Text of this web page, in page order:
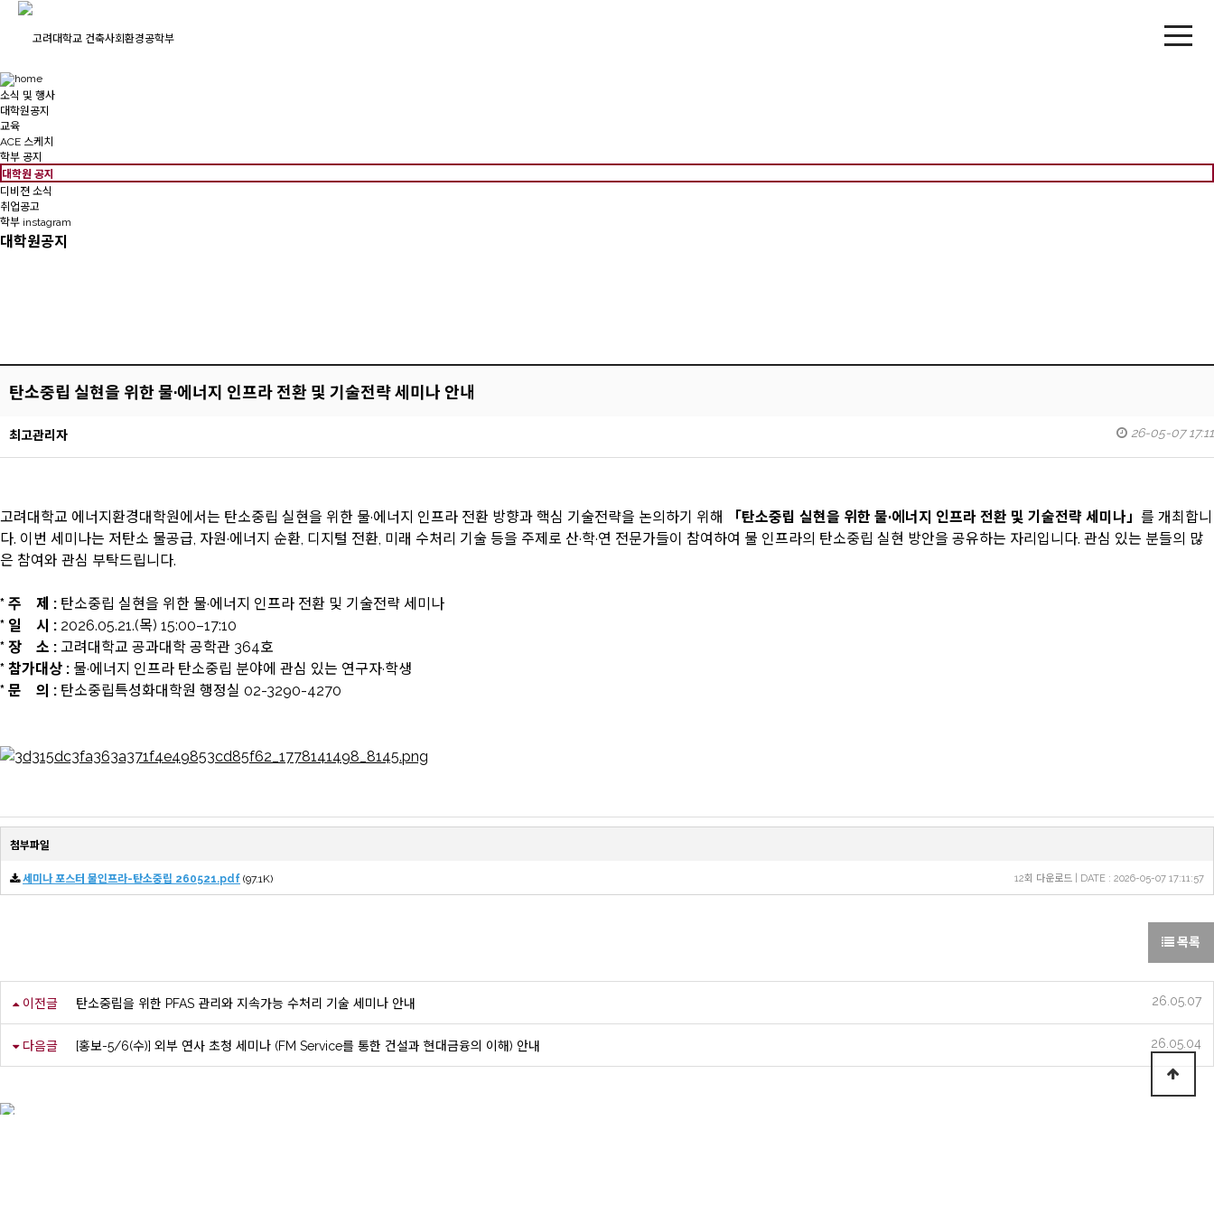
소식 및 행사
대학원공지
교육
ACE 스케치
학부 공지
대학원 공지
디비젼 소식
취업공고
학부 instagram
대학원공지
탄소중립 실현을 위한 물·에너지 인프라 전환 및 기술전략 세미나 안내
최고관리자 26-05-07 17:11
고려대학교 에너지환경대학원에서는 탄소중립 실현을 위한 물·에너지 인프라 전환 방향과 핵심 기술전략을 논의하기 위해 「탄소중립 실현을 위한 물·에너지 인프라 전환 및 기술전략 세미나」 를 개최합니
다. 이번 세미나는 저탄소 물공급, 자원·에너지 순환, 디지털 전환, 미래 수처리 기술 등을 주제로 산·학·연 전문가들이 참여하여 물 인프라의 탄소중립 실현 방안을 공유하는 자리입니다. 관심 있는 분들의 많
은 참여와 관심 부탁드립니다.
* 주 제 : 탄소중립 실현을 위한 물·에너지 인프라 전환 및 기술전략 세미나
* 일 시 : 2026.05.21.(목) 15:00–17:10
* 장 소 : 고려대학교 공과대학 공학관 364호
* 참가대상 : 물·에너지 인프라 탄소중립 분야에 관심 있는 연구자·학생
* 문 의 : 탄소중립특성화대학원 행정실 02-3290-4270
첨부파일
세미나 포스터 물인프라-탄소중립 260521.pdf (97.1K) 12회 다운로드 | DATE : 2026-05-07 17:11:57
목록
이전글 탄소중립을 위한 PFAS 관리와 지속가능 수처리 기술 세미나 안내 26.05.07
다음글 [홍보-5/6(수)] 외부 연사 초청 세미나 (FM Service를 통한 건설과 현대금융의 이해) 안내 26.05.04